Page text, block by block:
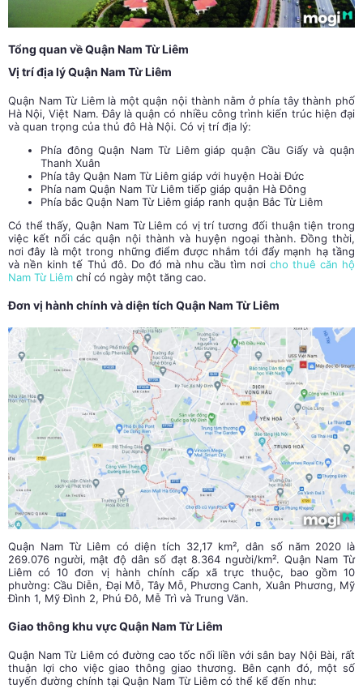
Tổng quan về Quận Nam Từ Liêm
Vị trí địa lý Quận Nam Từ Liêm
Quận Nam Từ Liêm là một quận nội thành nằm ở phía tây thành phố
Hà Nội, Việt Nam. Đây là quận có nhiều công trình kiến trúc hiện đại
và quan trọng của thủ đô Hà Nội. Có vị trí địa lý:
Phía đông Quận Nam Từ Liêm giáp quận Cầu Giấy và quận
Thanh Xuân
Phía tây Quận Nam Từ Liêm giáp với huyện Hoài Đức
Phía nam Quận Nam Từ Liêm tiếp giáp quận Hà Đông
Phía bắc Quận Nam Từ Liêm giáp ranh quận Bắc Từ Liêm
Có thể thấy, Quận Nam Từ Liêm có vị trí tương đối thuận tiện trong
việc kết nối các quận nội thành và huyện ngoại thành. Đồng thời,
nơi đây là một trong những điểm được nhắm tới đẩy mạnh hạ tầng
và nền kinh tế Thủ đô. Do đó mà nhu cầu tìm nơi cho thuê căn hộ
Nam Từ Liêm chỉ có ngày một tăng cao.
Đơn vị hành chính và diện tích Quận Nam Từ Liêm
Quận Nam Từ Liêm có diện tích 32,17 km², dân số năm 2020 là
269.076 người, mật độ dân số đạt 8.364 người/km². Quận Nam Từ
Liêm có 10 đơn vị hành chính cấp xã trực thuộc, bao gồm 10
phường: Cầu Diễn, Đại Mỗ, Tây Mỗ, Phương Canh, Xuân Phương, Mỹ
Đình 1, Mỹ Đình 2, Phú Đô, Mễ Trì và Trung Văn.
Giao thông khu vực Quận Nam Từ Liêm
Quận Nam Từ Liêm có đường cao tốc nối liền với sân bay Nội Bài, rất
thuận lợi cho việc giao thông giao thương. Bên cạnh đó, một số
tuyến đường chính tại Quận Nam Từ Liêm có thể kể đến như: